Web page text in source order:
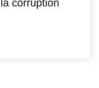
corruption